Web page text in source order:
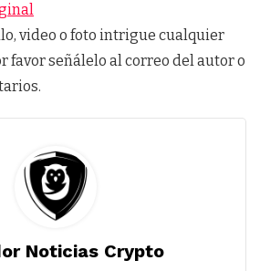
video o foto intrigue cualquier
favor señálelo al correo del autor o
Noticias Crypto